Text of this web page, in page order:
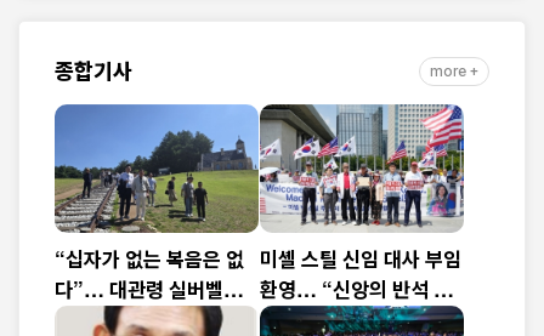
종합기사 more +
“십자가 없는 복음은 없
다”… 대관령 실버벨교
회 김은호 목사 특별초청
미셸 스틸 신임 대사 부임
환영… “신앙의 반석 위
에 한미동맹 새 도약 기